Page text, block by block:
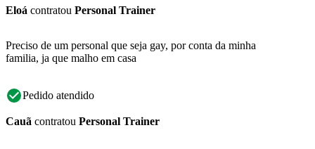
Eloá contratou Personal Trainer
Preciso de um personal que seja gay, por conta da minha
familia, ja que malho em casa
Pedido atendido
Cauã contratou Personal Trainer